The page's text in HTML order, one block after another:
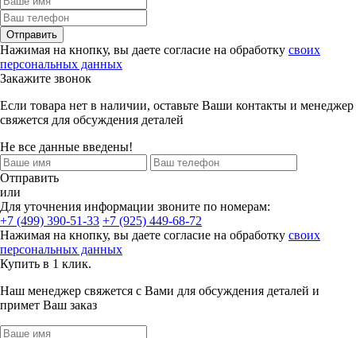
Отправить
Нажимая на кнопку, вы даете согласие на обработку своих
персональных данных
Закажите звонок
Если товара нет в наличии, оставьте Ваши контакты и менеджер
свяжется для обсуждения деталей
Не все данные введены!
Отправить
или
Для уточнения информации звоните по номерам:
+7 (499) 390-51-33 +7 (925) 449-68-72
Нажимая на кнопку, вы даете согласие на обработку своих
персональных данных
Купить в 1 клик.
Наш менеджер свяжется с Вами для обсуждения деталей и
примет Ваш заказ